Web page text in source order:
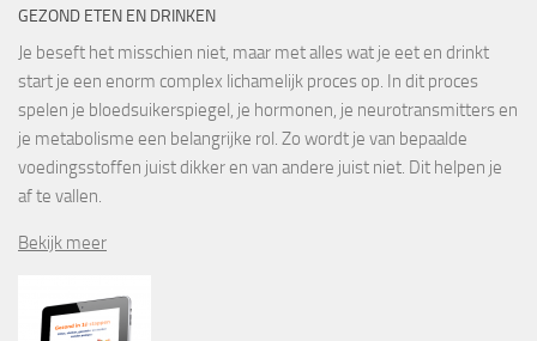
GEZOND ETEN EN DRINKEN
Je beseft het misschien niet, maar met alles wat je eet en drinkt
start je een enorm complex lichamelijk proces op. In dit proces
spelen je bloedsuikerspiegel, je hormonen, je neurotransmitters en
je metabolisme een belangrijke rol. Zo wordt je van bepaalde
voedingsstoffen juist dikker en van andere juist niet. Dit helpen je
af te vallen.
Bekijk meer